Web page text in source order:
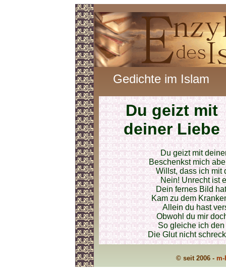
Gedichte im Islam
Du geizt mit
deiner Liebe
Du geizt mit
Beschenkst mich
Willst, dass ich mit
Nein! Unrecht ist
Dein fernes Bild
Kam zu dem
Allein du hast
Obwohl du mir
So gleiche ich
Die Glut nicht
© seit 2006 -